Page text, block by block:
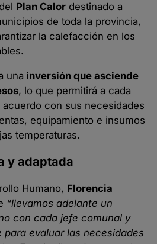
Plan Calor destinado a
de toda la provincia,
la calefacción en los
una inversión que asciende
, lo que permitirá a cada
acuerdo con sus necesidades
equipamiento e insumos
temperaturas.
y adaptada
Humano, Florencia
“llevamos adelante un
con cada jefe comunal y
evaluar las necesidades